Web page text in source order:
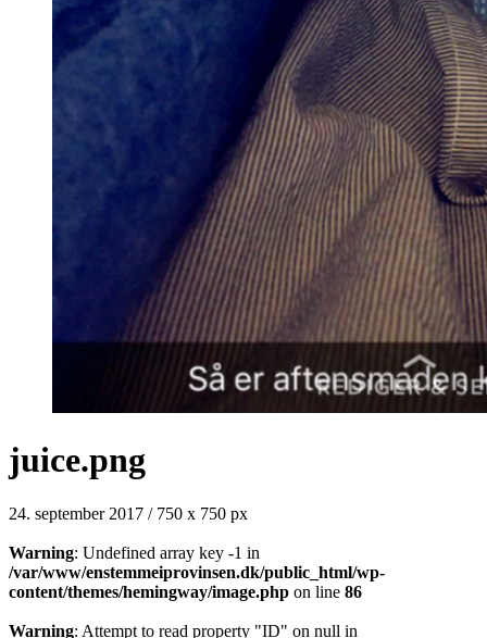
juice.png
24. september 2017 / 750 x 750 px
Warning: Undefined array key -1 in
/var/www/enstemmeiprovinsen.dk/public_html/wp-
content/themes/hemingway/image.php on line 86
Warning: Attempt to read property "ID" on null in